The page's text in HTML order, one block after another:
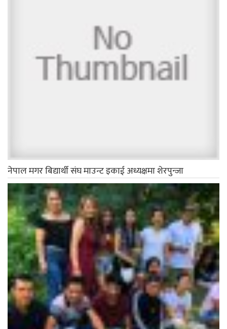
नेपाल मगर बिद्यार्थी संघ माउन्ट इकाई अध्यक्षमा शेरपुन्जा